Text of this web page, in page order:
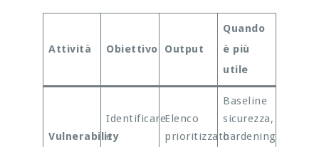
Attività Obiettivo Output
Quando
è più
utile
Vulnerability
Identificare
e
Elenco
prioritizzato
Baseline
sicurezza,
hardening,